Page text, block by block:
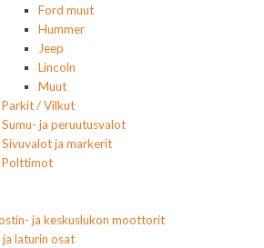
Ford muut
Hummer
Jeep
Lincoln
Muut
Parkit / Vilkut
Sumu- ja peruutusvalot
Sivuvalot ja markerit
Polttimot
ja keskuslukon moottorit
laturin osat